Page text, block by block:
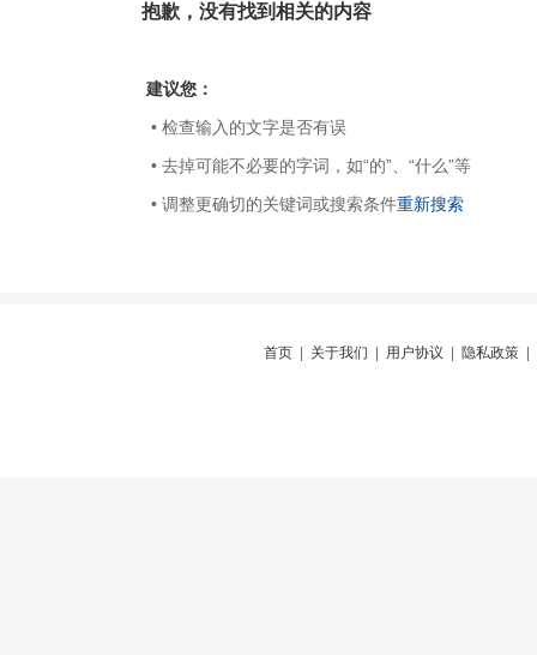
抱歉，没有找到相关的内容
建议您：
• 检查输入的文字是否有误
• 去掉可能不必要的字词，如“的”、“什么”等
• 调整更确切的关键词或搜索条件重新搜索
首页 关于我们 用户协议 隐私政策